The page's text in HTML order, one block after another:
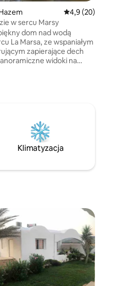
recenzji: 51 Średnia ocena: 4,9
4,9 (20)
w sercu Marsy
dom nad wodą
La Marsa, ze wspaniałym
zapierające dech
widoki na
pełni przeszklony,
się tym zapierającym
i świetnej
dom łączy w sobie luksus,
które zapewnią
pobyt.
Klimatyzacja